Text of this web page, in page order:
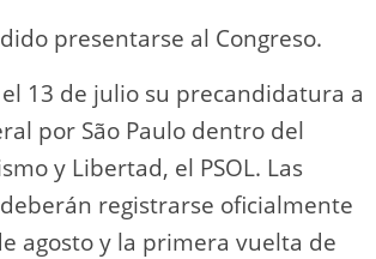
presentarse al Congreso.
13 de julio su precandidatura a
por São Paulo dentro del
y Libertad, el PSOL. Las
registrarse oficialmente
agosto y la primera vuelta de